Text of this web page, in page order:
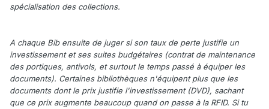
spécialisation des collections.
A chaque Bib ensuite de juger si son taux de perte justifie un
investissement et ses suites budgétaires (contrat de maintenance
des portiques, antivols, et surtout le temps passé à équiper les
documents). Certaines bibliothèques n'équipent plus que les
documents dont le prix justifie l'investissement (DVD), sachant
que ce prix augmente beaucoup quand on passe à la RFID. Si tu